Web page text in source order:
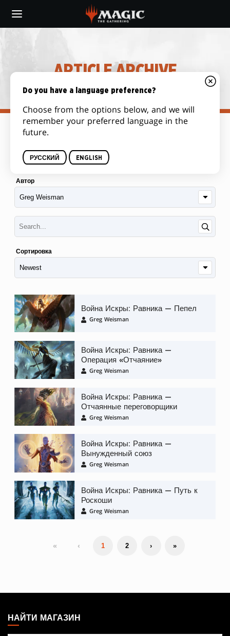
main
ARTICLE ARCHIVE
Автор
Сортировка
Война Искры: Равника — Пепел
Greg Weisman
Война Искры: Равника —
Операция «Отчаяние»
Greg Weisman
Война Искры: Равника —
Отчаянные переговорщики
Greg Weisman
Война Искры: Равника —
Вынужденный союз
Greg Weisman
Война Искры: Равника — Путь к
Роскоши
Greg Weisman
« ‹ 1 2 › »
THE
GATHERING
НАЙТИ МАГАЗИН
Do you have a language preference?
Choose from the options below, and we will
remember your preferred language in the
future.
РУССКИЙ ENGLISH